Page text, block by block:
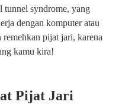
tunnel syndrome, yang
dengan komputer atau
pijat jari, karena
kamu kira!
Pijat Jari